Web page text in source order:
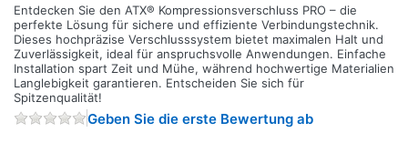
Entdecken Sie den ATX® Kompressionsverschluss PRO – die
perfekte Lösung für sichere und effiziente Verbindungstechnik.
Dieses hochpräzise Verschlusssystem bietet maximalen Halt und
Zuverlässigkeit, ideal für anspruchsvolle Anwendungen. Einfache
Installation spart Zeit und Mühe, während hochwertige Materialien
Langlebigkeit garantieren. Entscheiden Sie sich für
Spitzenqualität!
Geben Sie die erste Bewertung ab